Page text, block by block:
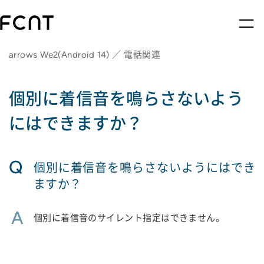
arrows We2(Android 14) ／ 電話関連
個別に着信音を鳴らさないよう
にはできますか？
Q
個別に着信音を鳴らさないようにはでき
ますか？
A 個別に着信音のサイレント指定はできません。